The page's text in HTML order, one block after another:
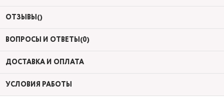
ОТЗЫВЫ()
ВОПРОСЫ И ОТВЕТЫ(0)
ДОСТАВКА И ОПЛАТА
УСЛОВИЯ РАБОТЫ